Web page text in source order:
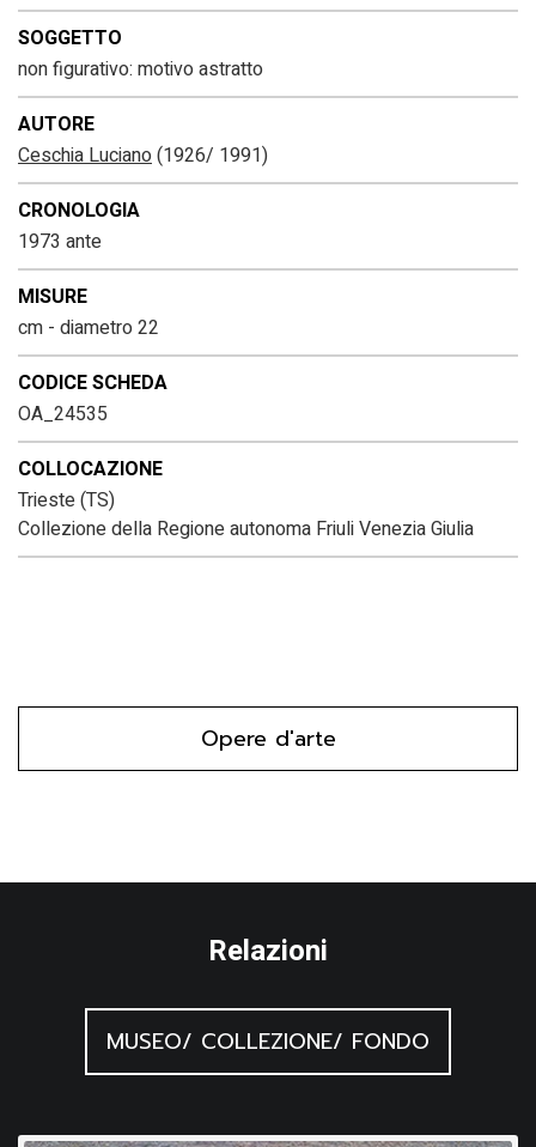
SOGGETTO
non figurativo: motivo astratto
AUTORE
Ceschia Luciano(1926/ 1991)
CRONOLOGIA
1973 ante
MISURE
cm - diametro 22
CODICE SCHEDA
OA_24535
COLLOCAZIONE
Trieste (TS)
Collezione della Regione autonoma Friuli Venezia Giulia
Opere d'arte
Relazioni
MUSEO/ COLLEZIONE/ FONDO